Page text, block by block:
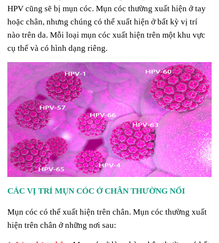
HPV cũng sẽ bị mụn cóc. Mụn cóc thường xuất hiện ở tay
hoặc chân, nhưng chúng có thể xuất hiện ở bất kỳ vị trí
nào trên da. Mỗi loại mụn cóc xuất hiện trên một khu vực
cụ thể và có hình dạng riêng.
CÁC VỊ TRÍ MỤN CÓC Ở CHÂN THƯỜNG NỔI
Mụn cóc có thể xuất hiện trên chân. Mụn cóc thường xuất
hiện trên chân ở những nơi sau: